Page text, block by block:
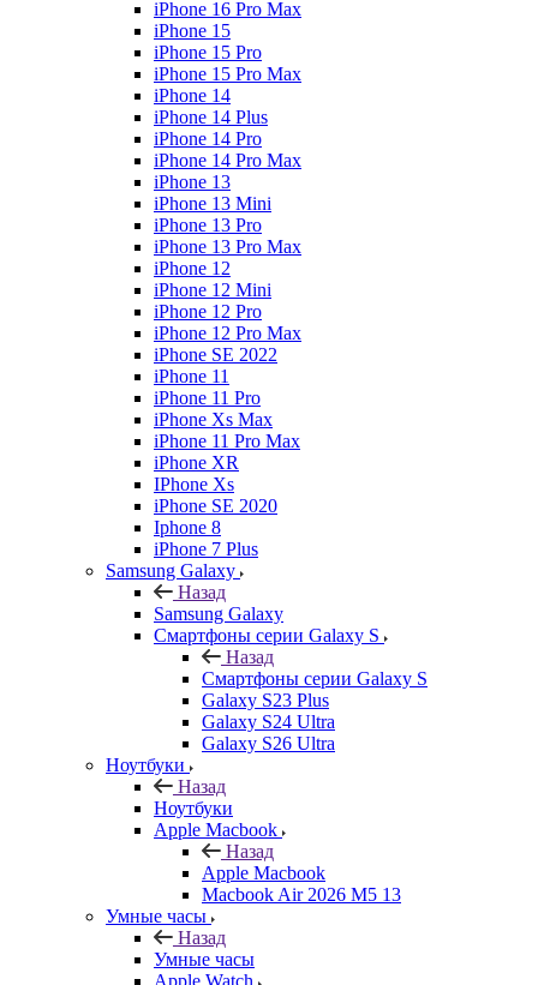
iPhone 16 Pro Max
iPhone 15
iPhone 15 Pro
iPhone 15 Pro Max
iPhone 14
iPhone 14 Plus
iPhone 14 Pro
iPhone 14 Pro Max
iPhone 13
iPhone 13 Mini
iPhone 13 Pro
iPhone 13 Pro Max
iPhone 12
iPhone 12 Mini
iPhone 12 Pro
iPhone 12 Pro Max
iPhone SE 2022
iPhone 11
iPhone 11 Pro
iPhone Xs Max
iPhone 11 Pro Max
iPhone XR
IPhone Xs
iPhone SE 2020
Iphone 8
iPhone 7 Plus
Samsung Galaxy
Назад
Samsung Galaxy
Смартфоны серии Galaxy S
Назад
Смартфоны серии Galaxy S
Galaxy S23 Plus
Galaxy S24 Ultra
Galaxy S26 Ultra
Ноутбуки
Назад
Ноутбуки
Apple Macbook
Назад
Apple Macbook
Macbook Air 2026 M5 13
Умные часы
Назад
Умные часы
Apple Watch